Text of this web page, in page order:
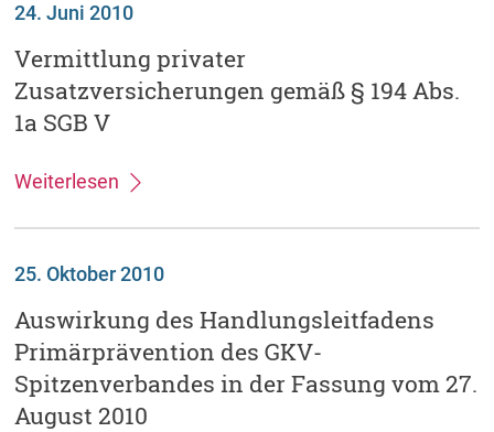
24. Juni 2010
Vermittlung privater
Zusatzversicherungen gemäß § 194 Abs.
1a SGB V
Weiterlesen
25. Oktober 2010
Auswirkung des Handlungsleitfadens
Primärprävention des GKV-
Spitzenverbandes in der Fassung vom 27.
August 2010